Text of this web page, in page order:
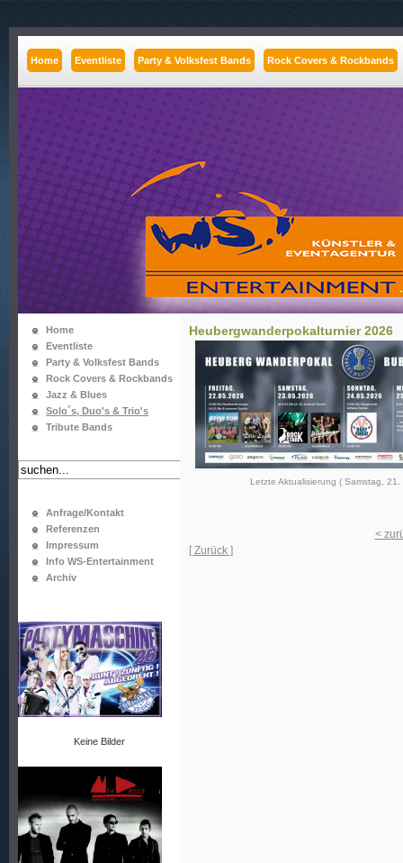
Home Eventliste Party & Volksfest Bands Rock Covers & Rockbands
Home
Eventliste
Party & Volksfest Bands
Rock Covers & Rockbands
Jazz & Blues
Solo´s, Duo's & Trio's
Tribute Bands
Anfrage/Kontakt
Referenzen
Impressum
Info WS-Entertainment
Archiv
Keine Bilder
Heubergwanderpokalturnier 2026
Letzte Aktualisierung ( Samstag, 21.
<
[ Zurück ]